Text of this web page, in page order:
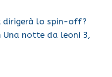
dirigerà lo spin-off?
Una notte da leoni 3,